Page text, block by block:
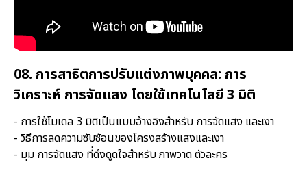
08. การสาธิตการปรับแต่งภาพบุคคล: การ
วิเคราะห์ การจัดแสง โดยใช้เทคโนโลยี 3 มิติ
- การใช้โมเดล 3 มิติเป็นแบบอ้างอิงสำหรับ การจัดแสง และเงา
- วิธีการลดความซับซ้อนของโครงสร้างแสงและเงา
- มุม การจัดแสง ที่ดึงดูดใจสำหรับ ภาพวาด ตัวละคร